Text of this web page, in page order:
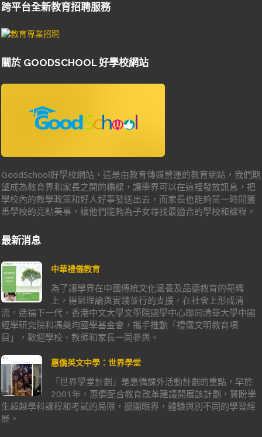
跨平台全新教育招聘服務
關於 GOODSCHOOL 好學校網站
GoodSchool好學校網站，這是由教育傳媒營運的教育網站，我們期
望成為教育界和家長之間的橋樑，讓學界可以在這裡發放訊息，把
學校內的教學政策和好人好事發送出去，而家長也能夠第一時間獲
悉學校的亮點美事，讓他們能夠為子女尋找最適合的學校和課程。
最新消息
中華禮儀教育
為了讓學界在中國傳統文化涵養及品德教育的範疇
上，得到理論與實踐並行的支援，在社會上形成清
流，造福下一代，香港中文大學文學院國學中心聯同清華大學中國
經學研究院和馮燊均國學基金會，攜手推動「禮儀文明教育項
目」，歡迎學校、教師和家長一同參與。
惠僑英文中學：世界學堂
「世界學堂計劃」是惠僑課外活動計劃的重點，早於
2001年，惠僑配合教育改革建議開展該計劃，冀盼學
生超越學科課程和考試的局限，擴闊眼界，體驗與別不同的學習經
歷。